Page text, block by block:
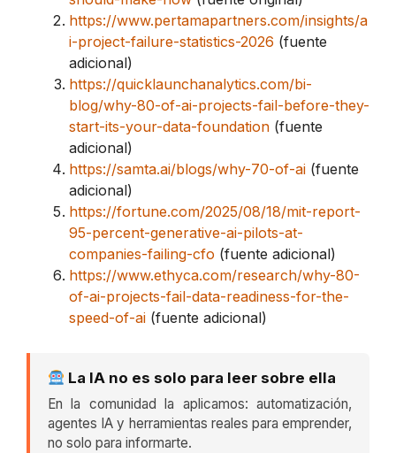
https://www.pertamapartners.com/insights/a
i-project-failure-statistics-2026 (fuente
adicional)
https://quicklaunchanalytics.com/bi-
blog/why-80-of-ai-projects-fail-before-they-
start-its-your-data-foundation (fuente
adicional)
https://samta.ai/blogs/why-70-of-ai (fuente
adicional)
https://fortune.com/2025/08/18/mit-report-
95-percent-generative-ai-pilots-at-
companies-failing-cfo (fuente adicional)
https://www.ethyca.com/research/why-80-
of-ai-projects-fail-data-readiness-for-the-
speed-of-ai (fuente adicional)
La IA no es solo para leer sobre ella
En la comunidad la aplicamos: automatización,
agentes IA y herramientas reales para emprender,
no solo para informarte.